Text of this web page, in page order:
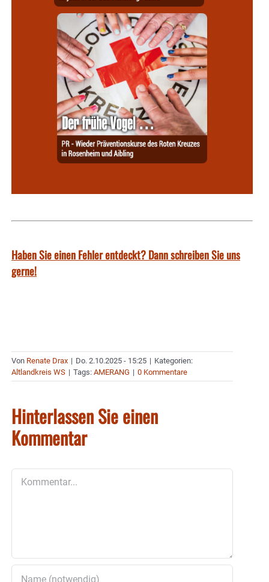
Haben Sie einen Fehler entdeckt? Dann schreiben Sie uns
gerne!
Von Renate Drax | Do. 2.10.2025 - 15:25 | Kategorien:
Altlandkreis WS | Tags: AMERANG | 0 Kommentare
Hinterlassen Sie einen
Kommentar